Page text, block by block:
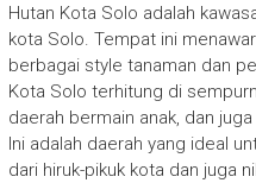
Hutan Kota Solo adalah
kota Solo. Tempat ini
berbagai style tanaman dan
Kota Solo terhitung di
daerah bermain anak, dan
Ini adalah daerah yang ideal
dari hiruk-pikuk kota dan juga